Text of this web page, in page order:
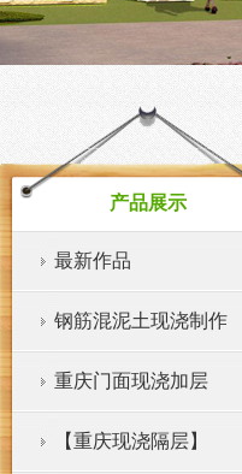
产品展示
最新作品
钢筋混泥土现浇制作
重庆门面现浇加层
【重庆现浇隔层】